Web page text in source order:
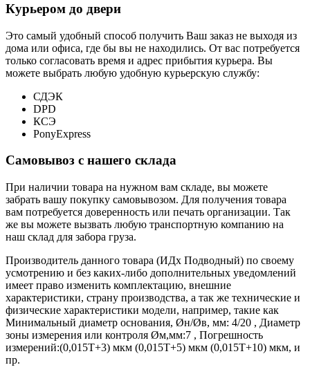
Курьером до двери
Это самый удобный способ получить Ваш заказ не выходя из
дома или офиса, где бы вы не находились. От вас потребуется
только согласовать время и адрес прибытия курьера. Вы
можете выбрать любую удобную курьерскую службу:
СДЭК
DPD
КСЭ
PonyExpress
Самовывоз с нашего склада
При наличии товара на нужном вам складе, вы можете
забрать вашу покупку самовывозом. Для получения товара
вам потребуется доверенность или печать организации. Так
же вы можете вызвать любую транспортную компанию на
наш склад для забора груза.
Производитель данного товара (ИДх Подводный) по своему
усмотрению и без каких-либо дополнительных уведомлений
имеет право изменить комплектацию, внешние
характеристики, страну производства, а так же технические и
физические характеристики модели, например, такие как
Минимальный диаметр основания, Øн/Øв, мм: 4/20 , Диаметр
зоны измерения или контроля Øм,мм:7 , Погрешность
измерений:(0,015Т+3) мкм (0,015Т+5) мкм (0,015Т+10) мкм, и
пр.